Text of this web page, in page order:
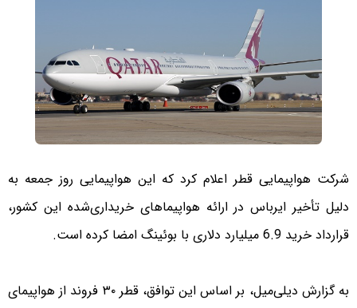
شرکت هواپیمایی قطر اعلام کرد که این هواپیمایی روز جمعه به
دلیل تأخیر ایرباس در ارائه هواپیماهای خریداری‌شده این کشور،
قرارداد خرید 6.9 میلیارد دلاری با بوئینگ امضا کرده است.
به گزارش دیلی‌میل، بر اساس این توافق، قطر ۳۰ فروند از هواپیمای